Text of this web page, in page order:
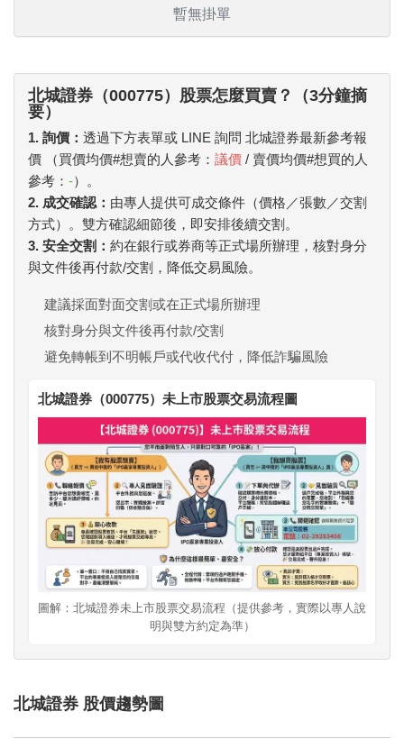
暫無掛單
北城證券（000775）股票怎麼買賣？（3分鐘摘
要）
1. 詢價： 透過下方表單或 LINE 詢問 北城證券最新參考報
價 （買價均價#想賣的人參考： 議價 / 賣價均價#想買的人
參考： -）。
2. 成交確認： 由專人提供可成交條件（價格／張數／交割
方式）。雙方確認細節後，即安排後續交割。
3. 安全交割： 約在銀行或券商等正式場所辦理，核對身分
與文件後再付款/交割，降低交易風險。
建議採面對面交割或在正式場所辦理
核對身分與文件後再付款/交割
避免轉帳到不明帳戶或代收代付，降低詐騙風險
北城證券（000775）未上市股票交易流程圖
圖解：北城證券未上市股票交易流程（提供參考，實際以專人說
明與雙方約定為準）
北城證券 股價趨勢圖